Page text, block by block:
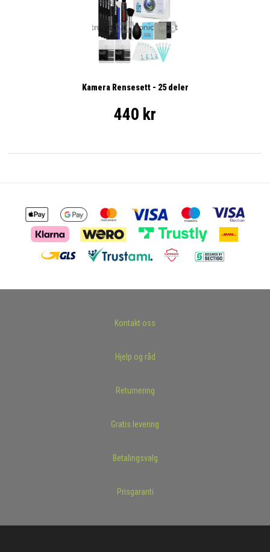
Kamera Rensesett - 25 deler
440 kr
Kontakt oss
Hjelp og råd
Returnering
Gratis levering
Betalingsvalg
Prisgaranti